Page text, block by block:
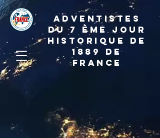
ADVENTISTES
DU 7 ème JOUR
HISTORIQUE DE
1889 de
france